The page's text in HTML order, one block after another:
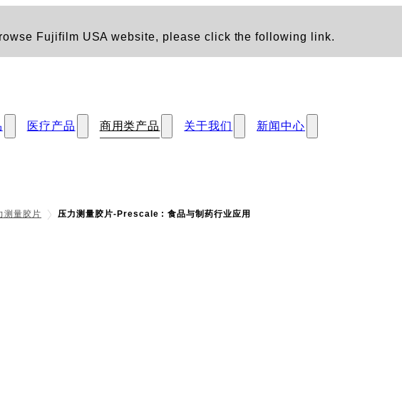
Fujifilm USA website, please click the following link.
医疗产品 商用类产品 关于我们 新闻中心
测量胶片 压力测量胶片-Prescale : 食品与制药行业应用